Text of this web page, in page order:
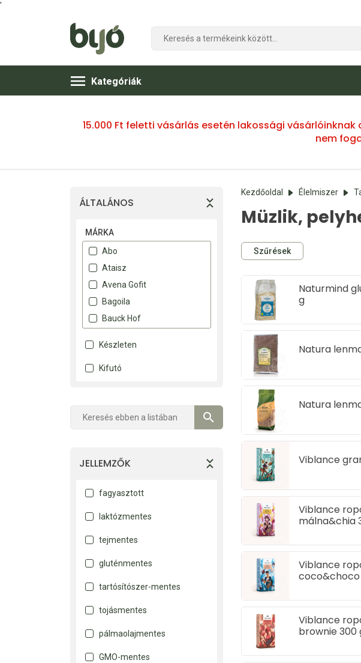
'
Kategóriák
15.000 Ft feletti vásárlás esetén lakossági
nem
Kezdőoldal Élelmiszer
Müzlik,
Szűrések
Naturmind
g
Natura
Natura
Viblance
Viblance
málna&chia
Viblance
coco&choco
Viblance
brownie 300
ÁLTALÁNOS
MÁRKA
Abo
Ataisz
Avena Gofit
Bagoila
Bauck Hof
Biona
Biotech
Cornexi
Első Pesti
Éden
Greenmark
Hesters Life
Interherb
Leckers
Magcentrum
Készleten
Kifutó
JELLEMZŐK
fagyasztott
laktózmentes
tejmentes
gluténmentes
tartósítószer-mentes
tojásmentes
pálmaolajmentes
GMO-mentes